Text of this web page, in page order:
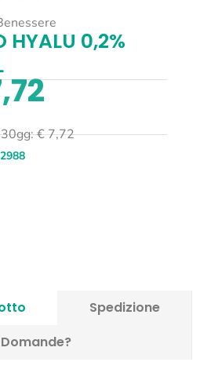
HYALU 0,2%
30gg:€7,72
Spedizione